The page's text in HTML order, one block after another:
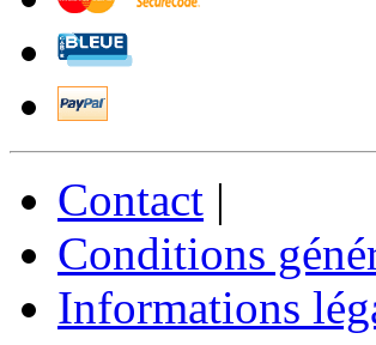
Contact |
Conditions
Informations